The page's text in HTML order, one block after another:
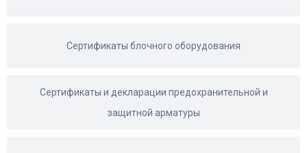
Сертификаты блочного оборудования
Сертификаты и декларации предохранительной и
защитной арматуры